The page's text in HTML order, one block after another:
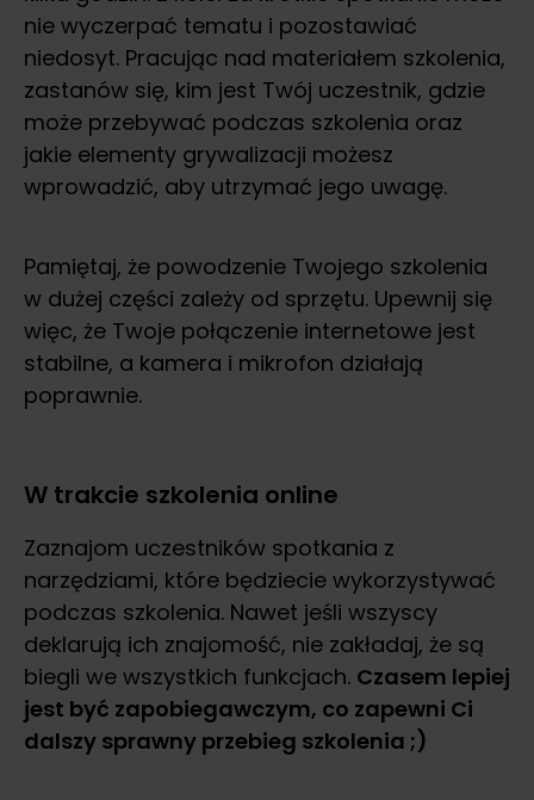
nie wyczerpać tematu i pozostawiać
niedosyt. Pracując nad materiałem szkolenia,
zastanów się, kim jest Twój uczestnik, gdzie
może przebywać podczas szkolenia oraz
jakie elementy grywalizacji możesz
wprowadzić, aby utrzymać jego uwagę.
Pamiętaj, że powodzenie Twojego szkolenia
w dużej części zależy od sprzętu. Upewnij się
więc, że Twoje połączenie internetowe jest
stabilne, a kamera i mikrofon działają
poprawnie.
W trakcie szkolenia online
Zaznajom uczestników spotkania z
narzędziami, które będziecie wykorzystywać
podczas szkolenia. Nawet jeśli wszyscy
deklarują ich znajomość, nie zakładaj, że są
biegli we wszystkich funkcjach. Czasem lepiej
jest być zapobiegawczym, co zapewni Ci
dalszy sprawny przebieg szkolenia ;)